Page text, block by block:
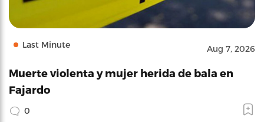
Last Minute Aug 7, 2026
Muerte violenta y mujer herida de bala en
Fajardo
0